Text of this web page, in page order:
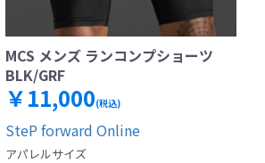
MCS メンズ ランコンプショーツ
BLK/GRF
￥11,000(税込)
SteP forward Online
アパレルサイズ